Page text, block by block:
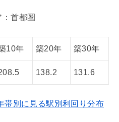
首都圏
10年 築20年 築30年
138.2 131.6
帯別に見る駅別利回り分布